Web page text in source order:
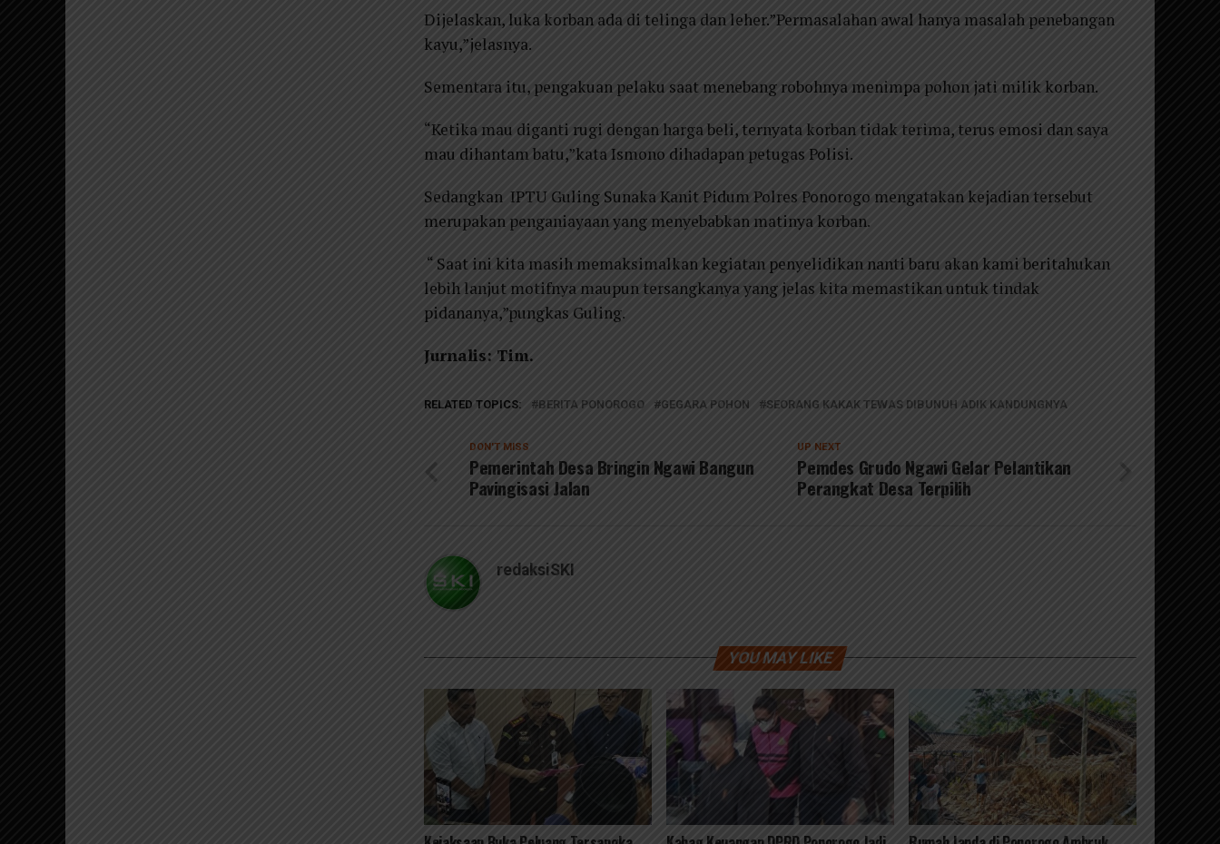
Dijelaskan, luka korban ada di telinga dan leher.”Permasalahan awal hanya masalah penebangan
kayu,”jelasnya.
Sementara itu, pengakuan pelaku saat menebang robohnya menimpa pohon jati milik korban.
“Ketika mau diganti rugi dengan harga beli, ternyata korban tidak terima, terus emosi dan saya
mau dihantam batu,”kata Ismono dihadapan petugas Polisi.
Sedangkan IPTU Guling Sunaka Kanit Pidum Polres Ponorogo mengatakan kejadian tersebut
merupakan penganiayaan yang menyebabkan matinya korban.
“ Saat ini kita masih memaksimalkan kegiatan penyelidikan nanti baru akan kami beritahukan
lebih lanjut motifnya maupun tersangkanya yang jelas kita memastikan untuk tindak
pidananya,”pungkas Guling.
Jurnalis: Tim.
RELATED TOPICS: BERITA PONOROGO GEGARA POHON SEORANG KAKAK TEWAS DIBUNUH ADIK KANDUNGNYA
UP NEXT
Pemdes Grudo Ngawi Gelar Pelantikan
Perangkat Desa Terpilih
DON'T MISS
Pemerintah Desa Bringin Ngawi Bangun
Pavingisasi Jalan
redaksiSKI
YOU MAY LIKE